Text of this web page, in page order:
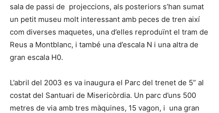
sala de passi de projeccions, als posteriors s’han sumat
un petit museu molt interessant amb peces de tren així
com diverses maquetes, una d’elles reproduïnt el tram de
Reus a Montblanc, i també una d’escala N i una altra de
gran escala H0.
L’abril del 2003 es va inaugura el Parc del trenet de 5” al
costat del Santuari de Misericòrdia. Un parc d’uns 500
metres de via amb tres màquines, 15 vagon, i una gran